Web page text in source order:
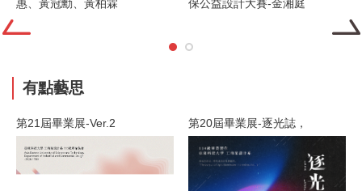
惠、黃冠勳、黃柏霖
保公益設計大賽-金湘庭
有點藝思
第21屆畢業展-Ver.2 第20屆畢業展-逐光誌，